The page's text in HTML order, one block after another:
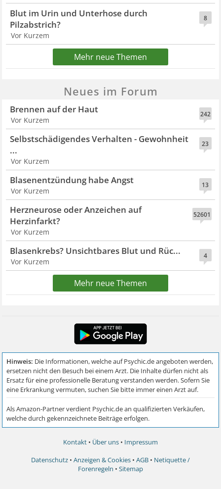
8
Blut im Urin und Unterhose durch
Pilzabstrich?
Vor Kurzem
Mehr neue Themen
Neues im Forum
242
Brennen auf der Haut
Vor Kurzem
23
Selbstschädigendes Verhalten - Gewohnheit
...
Vor Kurzem
13
Blasenentzündung habe Angst
Vor Kurzem
52601
Herzneurose oder Anzeichen auf
Herzinfarkt?
Vor Kurzem
4
Blasenkrebs? Unsichtbares Blut und Rüc...
Vor Kurzem
Mehr neue Themen
Kontakt • Über uns • Impressum
Datenschutz • Anzeigen & Cookies • AGB • Netiquette /
Forenregeln • Sitemap